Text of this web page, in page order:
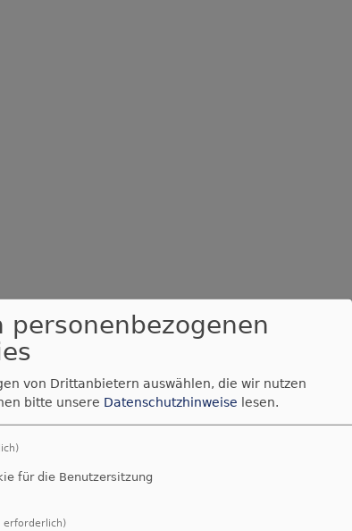
personenbezogenen
von Drittanbietern auswählen, die wir nutzen
bitte unsere Datenschutzhinweise lesen.
für die Benutzersitzung
erforderlich)